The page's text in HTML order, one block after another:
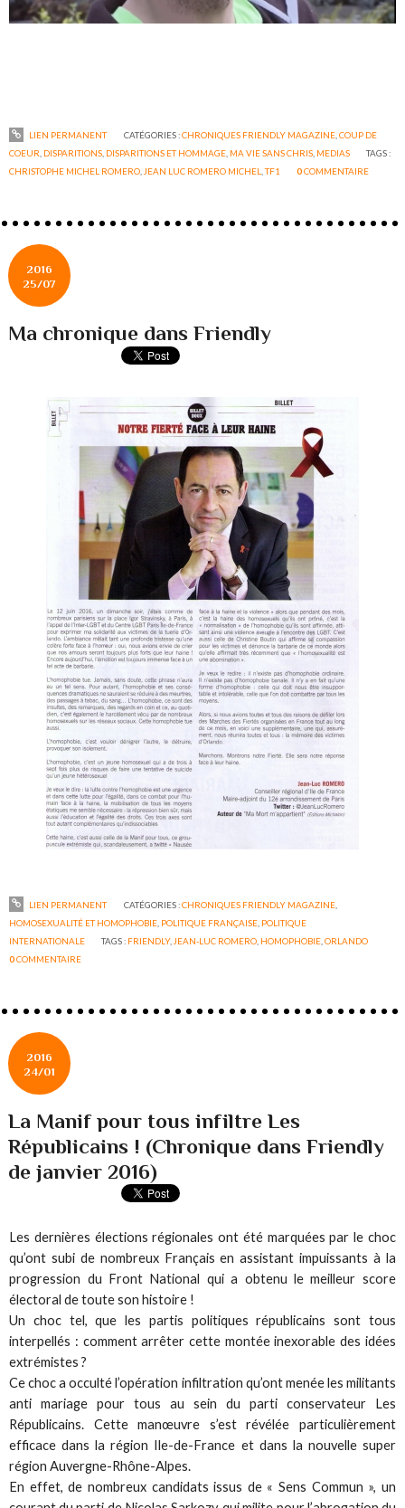
LIEN PERMANENT CATÉGORIES :CHRONIQUES FRIENDLY MAGAZINE, COUP DE
COEUR DISPARITIONS DISPARITIONS ET HOMMAGE MA VIE SANS CHRIS MEDIAS
TAGS :
CHRISTOPHE MICHEL ROMERO JEAN LUC ROMERO MICHEL ,TF1 0COMMENTAIRE
2016
25/07
Ma chronique dans Friendly
LIEN PERMANENT CATÉGORIES :CHRONIQUES FRIENDLY MAGAZINE,
HOMOSEXUALITÉ ET HOMOPHOBIE POLITIQUE FRANÇAISE POLITIQUE
INTERNATIONALE
TAGS : FRIENDLY, JEAN-LUC ROMERO HOMOPHOBIE ,ORLANDO
0COMMENTAIRE
2016
24/01
La Manif pour tous infiltre Les
Républicains ! (Chronique dans Friendly
de janvier 2016)
Les dernières élections régionales ont été marquées par le choc
qu’ont subi de nombreux Français en assistant impuissants à la
progression du Front National qui a obtenu le meilleur score
électoral de toute son histoire !
Un choc tel, que les partis politiques républicains sont tous
interpellés : comment arrêter cette montée inexorable des idées
extrémistes ?
Ce choc a occulté l’opération infiltration qu’ont menée les militants
anti mariage pour tous au sein du parti conservateur Les
Républicains. Cette manœuvre s’est révélée particulièrement
efficace dans la région Ile-de-France et dans la nouvelle super
région Auvergne-Rhône-Alpes.
En effet, de nombreux candidats issus de « Sens Commun », un